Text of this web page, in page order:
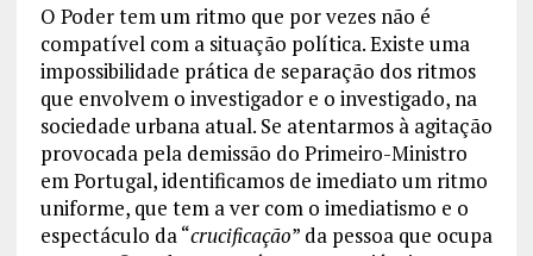
O Poder tem um ritmo que por vezes não é
compatível com a situação política. Existe uma
impossibilidade prática de separação dos ritmos
que envolvem o investigador e o investigado, na
sociedade urbana atual. Se atentarmos à agitação
provocada pela demissão do Primeiro-Ministro
em Portugal, identificamos de imediato um ritmo
uniforme, que tem a ver com o imediatismo e o
espectáculo da “crucificação” da pessoa que ocupa